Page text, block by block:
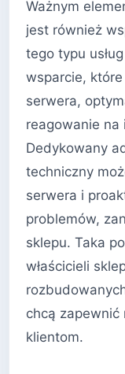
Ważnym
jest również
tego typu
wsparcie,
serwera,
reagowanie
Dedykowany
techniczny
serwera i
problemów,
sklepu. Taka
właścicieli
chcą zapewnić
klientom.